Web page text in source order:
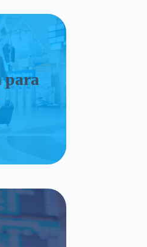
para